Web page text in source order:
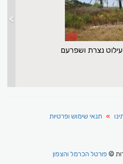
>
תנאי שימוש ופרטיות
©פורטל הכרמל והצפון